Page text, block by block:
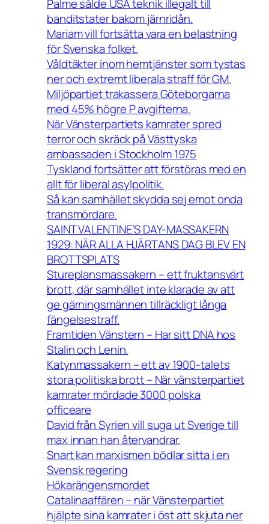
Palme sålde USA teknik illegalt till
banditstater bakom järnridån.
Mariam vill fortsätta vara en belastning
för Svenska folket.
Våldtäkter inom hemtjänster som tystas
ner och extremt liberala straff för GM.
Miljöpartiet trakassera Göteborgarna
med 45% högre P avgifterna.
När Vänsterpartiets kamrater spred
terror och skräck på Västtyska
ambassaden i Stockholm 1975
Tyskland fortsätter att förstöras med en
allt för liberal asylpolitik.
Så kan samhället skydda sej emot onda
transmördare.
SAINT VALENTINE’S DAY-MASSAKERN
1929: NÄR ALLA HJÄRTANS DAG BLEV EN
BROTTSPLATS
Stureplansmassakern – ett fruktansvärt
brott, där samhället inte klarade av att
ge gärningsmännen tillräckligt långa
fängelsestraff.
Framtiden Vänstern – Har sitt DNA hos
Stalin och Lenin.
Katynmassakern – ett av 1900-talets
stora politiska brott – När vänsterpartiet
kamrater mördade 3000 polska
officeare
David från Syrien vill suga ut Sverige till
max innan han återvandrar.
Snart kan marxismen bödlar sitta i en
Svensk regering
Hökarängensmordet
Catalinaaffären – när Vänsterpartiet
hjälpte sina kamrater i öst att skjuta ner